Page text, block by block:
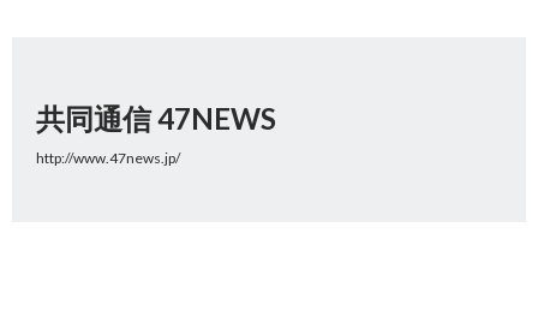
共同通信 47NEWS
http://www.47news.jp/